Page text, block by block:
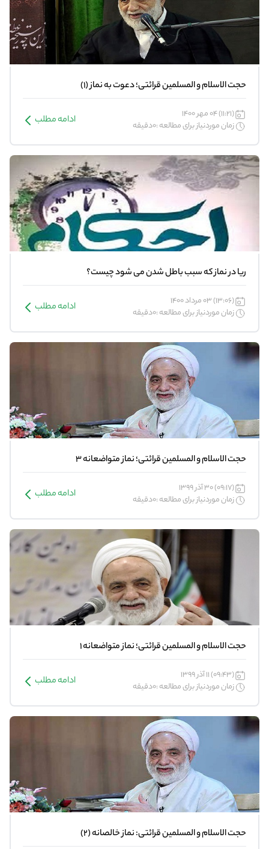
حجت الاسلام و المسلمین قرائتی؛ دعوت به نماز (1)
(11:21) 04 مهر 1400
زمان موردنیاز برای مطالعه :0دقیقه
ادامه مطلب
ریا در نماز که سبب باطل شدن می شود چیست؟
(13:06) 03 مرداد 1400
زمان موردنیاز برای مطالعه :0دقیقه
ادامه مطلب
حجت الاسلام و المسلمین قرائتی؛ نماز متواضعانه 3
(09:17) 30 آذر 1399
زمان موردنیاز برای مطالعه :0دقیقه
ادامه مطلب
حجت الاسلام و المسلمین قرائتی؛ نماز متواضعانه 1
(09:43) 11 آذر 1399
زمان موردنیاز برای مطالعه :0دقیقه
ادامه مطلب
حجت الاسلام و المسلمین قرائتی: نماز خالصانه (2)